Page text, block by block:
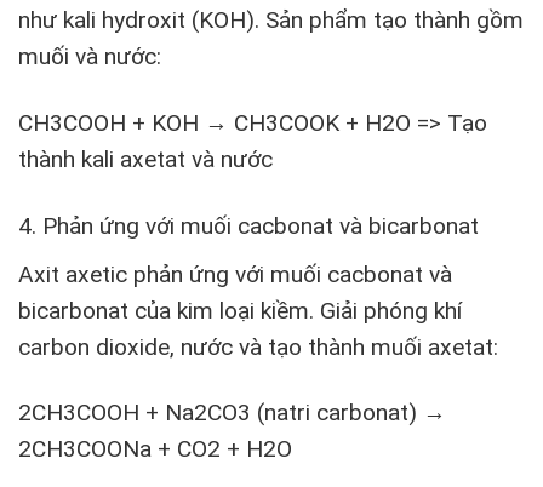
như kali hydroxit (KOH). Sản phẩm tạo thành gồm
muối và nước:
CH3COOH + KOH → CH3COOK + H2O => Tạo
thành kali axetat và nước
4. Phản ứng với muối cacbonat và bicarbonat
Axit axetic phản ứng với muối cacbonat và
bicarbonat của kim loại kiềm. Giải phóng khí
carbon dioxide, nước và tạo thành muối axetat:
2CH3COOH + Na2CO3 (natri carbonat) →
2CH3COONa + CO2 + H2O